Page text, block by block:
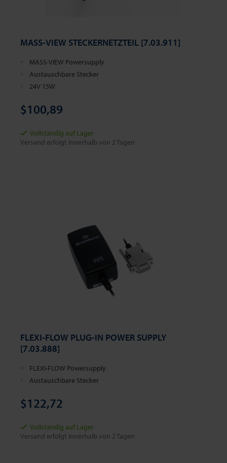
MASS-VIEW STECKERNETZTEIL [7.03.911]
MASS-VIEW Powersupply
Austauschbare Stecker
24V 15W
$100,89
Vollständig auf Lager
Versand erfolgt innerhalb von 2 Tagen
FLEXI-FLOW PLUG-IN POWER SUPPLY
[7.03.888]
FLEXI-FLOW Powersupply
Austauschbare Stecker
$122,72
Vollständig auf Lager
Versand erfolgt innerhalb von 2 Tagen